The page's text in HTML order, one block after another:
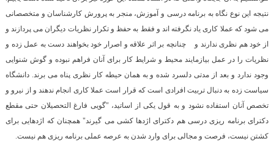
نتیجه این نوع نگاه به برنامه درسی و آموزش، منجر به پرورش کارشناسان و متخصصانی
می شود که عملا کاری یاد نگرفته اند و فقط به حفظ و تکرار نظریات دیگران می پردازند و
از خود هم نظری ندارند و چنانچه بر اثر علاقه و اصرار خود بخواهند دست به عمل زده و
نظریات را در عمل بیازمایند محیط و شرایط کار برای آنان فراهم نبوده و گوش شنوایی
وجود ندارد و بعد از مدتی دلسرد شده و به همان حیطه کار نظری پناه می برند. دانشگاه
سیاست زده به دنبال تربیت افرادی است که قرار است عملا کاری انجام ندهند و از نیرو و
تخصص آنان استفاده نشود و به قول یکی از اساتید، "گویی فارغ التحصیلان حتی مقطع
دکترای برنامه ریزی درسی هم دکترای اژدها کشی می گیرند" همچنان که اژدهایی برای
کشتن نیست، فرصت و مجالی برای وارد شدن به عرصه عملی برنامه ریزی هم نیست.